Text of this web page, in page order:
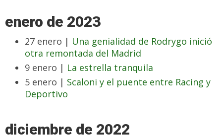
enero de 2023
27 enero | Una genialidad de Rodrygo inició
otra remontada del Madrid
9 enero | La estrella tranquila
5 enero | Scaloni y el puente entre Racing y
Deportivo
diciembre de 2022